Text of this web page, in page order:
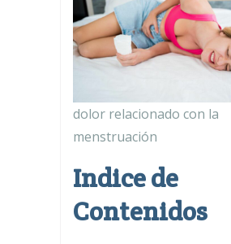
dolor relacionado con la
menstruación
Indice de
Contenidos